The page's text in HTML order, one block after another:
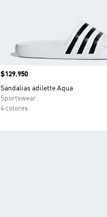
Precio
$129.950
Sandalias adilette Aqua
Sportswear
4 colores